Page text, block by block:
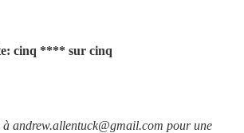
cinq **** sur cinq
andrew.allentuck@gmail.com pour une